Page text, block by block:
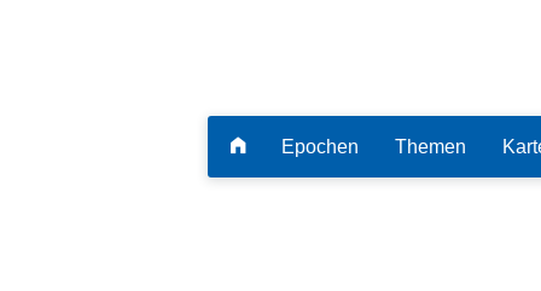
Epochen Themen